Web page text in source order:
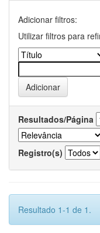
Adicionar filtros:
Utilizar filtros para
Resultados/Página
Registro(s)
Resultado 1-1 de 1.